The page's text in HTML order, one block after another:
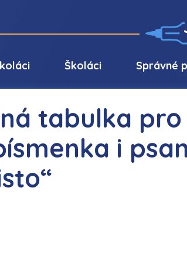
Školáci Správné
tabulka pro
i